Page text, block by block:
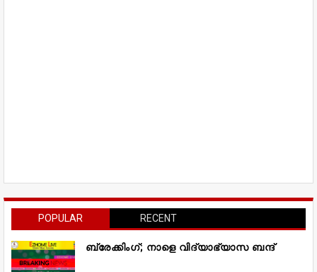
POPULAR RECENT
ബ്രേക്കിംഗ്; നാളെ വിദ്യാഭ്യാസ ബന്ദ്